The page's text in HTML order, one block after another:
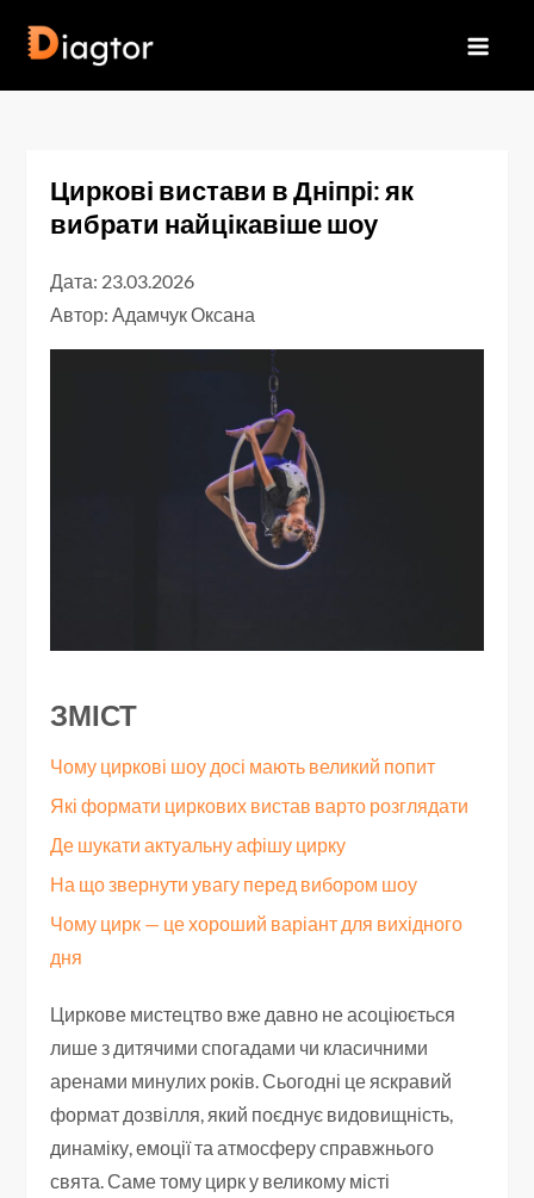
Циркові вистави в Дніпрі: як
вибрати найцікавіше шоу
Дата: 23.03.2026
Автор:Адамчук Оксана
ЗМІСТ
Чому циркові шоу досі мають великий попит
Які формати циркових вистав варто розглядати
Де шукати актуальну афішу цирку
На що звернути увагу перед вибором шоу
Чому цирк — це хороший варіант для вихідного
дня
Циркове мистецтво вже давно не асоціюється
лише з дитячими спогадами чи класичними
аренами минулих років. Сьогодні це яскравий
формат дозвілля, який поєднує видовищність,
динаміку, емоції та атмосферу справжнього
свята. Саме тому цирк у великому місті